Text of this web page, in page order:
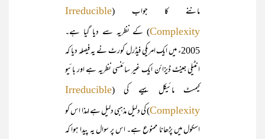
ماننے کا جواب (Irreducible
Complexity) کے نظریہ سے دیا گیا ہے۔
2005ء میں ایک امریکی فیڈرل کورٹ نے یہ فیصلہ دیا کہ
انٹیلی جینٹ ڈیزائن ایک غیر سائنسی نظریہ ہے اور بائیو
کیمسٹ مائیکل بیہے کی (Irreducible
Complexity) کی دلیل مذہبی دلیل ہے لہذا اس کو
اسکول میں پڑھانا ممنوع ہے۔ اس پر سوال یہ پیدا ہوا کہ